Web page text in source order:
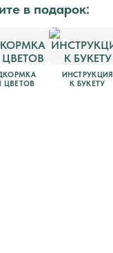
в подарок:
ЦВЕТОВ
ИНСТРУКЦИЯ
К БУКЕТУ